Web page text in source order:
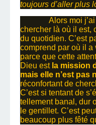
toujours d’aller plus
Alors moi
chercher là où il est,
du quotidien. C’est
comprend par où il a
parce que cette
Dieu est la mission
mais elle n’est pas
réconfortant de
C’est si tentant de
tellement banal, dur
le gentillet. C’est
beaucoup plus fêté